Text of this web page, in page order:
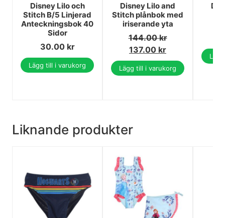
Disney Lilo och
Stitch B/5 Linjerad
Anteckningsbok 40
Sidor
30.00 kr
Lägg till i varukorg
Disney Lilo and
Stitch plånbok med
iriserande yta
144.00kr
137.00 kr
Lägg till i varukorg
Liknande produkter